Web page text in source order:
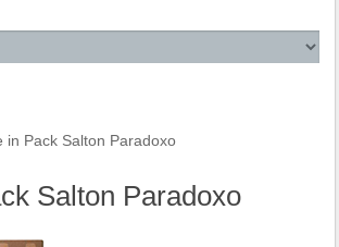
Pack Salton Paradoxo
Salton Paradoxo